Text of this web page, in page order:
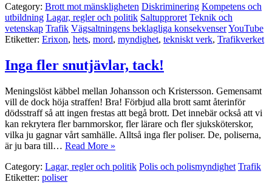
Category: Brott mot mänskligheten Diskriminering Kompetens och
utbildning Lagar, regler och politik Saltupproret Teknik och
vetenskap Trafik Vägsaltningens beklagliga konsekvenserYouTube
Etiketter: Erixon, hets, mord, myndighet, tekniskt verk, Trafikverket
Inga fler snutjävlar, tack!
Meningslöst käbbel mellan Johansson och Kristersson. Gemensamt
vill de dock höja straffen! Bra! Förbjud alla brott samt återinför
dödsstraff så att ingen frestas att begå brott. Det innebär också att vi
kan rekrytera fler barnmorskor, fler lärare och fler sjuksköterskor,
vilka ju gagnar vårt samhälle. Alltså inga fler poliser. De, poliserna,
är ju bara till… Read More »
Category: Lagar, regler och politik Polis och polismyndighet Trafik
Etiketter: poliser